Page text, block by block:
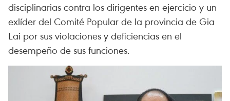
disciplinarias contra los dirigentes en ejercicio y un
exlíder del Comité Popular de la provincia de Gia
Lai por sus violaciones y deficiencias en el
desempeño de sus funciones.